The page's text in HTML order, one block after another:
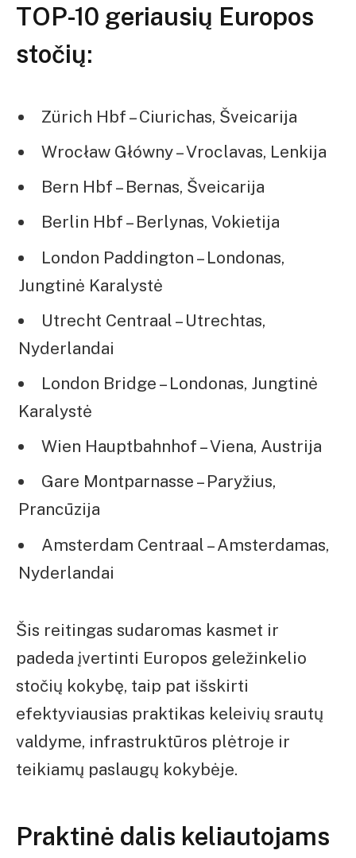
TOP-10 geriausių Europos
stočių:
Zürich Hbf – Ciurichas, Šveicarija
Wrocław Główny – Vroclavas, Lenkija
Bern Hbf – Bernas, Šveicarija
Berlin Hbf – Berlynas, Vokietija
London Paddington – Londonas,
Jungtinė Karalystė
Utrecht Centraal – Utrechtas,
Nyderlandai
London Bridge – Londonas, Jungtinė
Karalystė
Wien Hauptbahnhof – Viena, Austrija
Gare Montparnasse – Paryžius,
Prancūzija
Amsterdam Centraal – Amsterdamas,
Nyderlandai
Šis reitingas sudaromas kasmet ir
padeda įvertinti Europos geležinkelio
stočių kokybę, taip pat išskirti
efektyviausias praktikas keleivių srautų
valdyme, infrastruktūros plėtroje ir
teikiamų paslaugų kokybėje.
Praktinė dalis keliautojams